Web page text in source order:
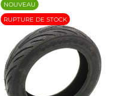
NOUVEAU
RUPTURE DE STOCK